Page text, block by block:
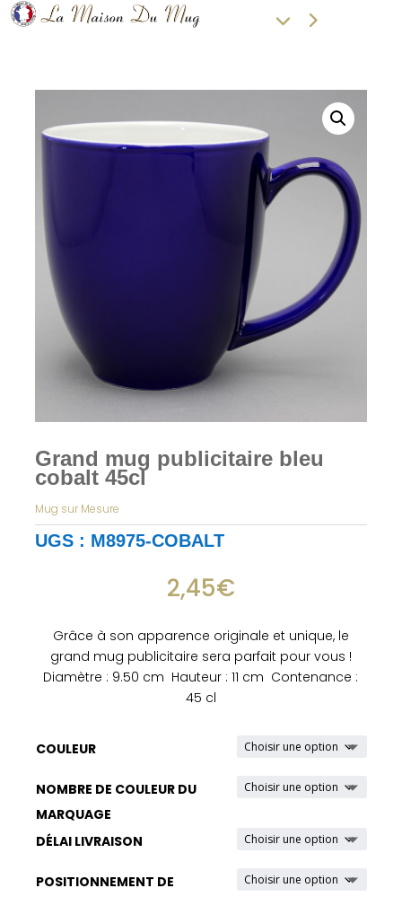
Grand mug publicitaire bleu
cobalt 45cl
Mug sur Mesure
UGS : M8975-COBALT
2,45€
Grâce à son apparence originale et unique, le
grand mug publicitaire sera parfait pour vous !
Diamètre : 9.50 cm Hauteur : 11 cm Contenance :
45 cl
COULEUR
NOMBRE DE COULEUR DU
MARQUAGE
DÉLAI LIVRAISON
POSITIONNEMENT DE